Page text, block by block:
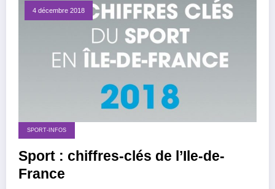
4 décembre 2018
SPORT-INFOS
Sport : chiffres-clés de l’Ile-de-
France